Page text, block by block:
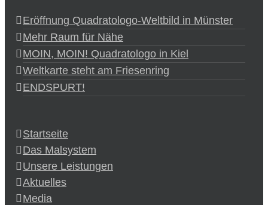
Eröffnung Quadratologo-Weltbild in Münster
Mehr Raum für Nähe
MOIN, MOIN! Quadratologo in Kiel
Weltkarte steht am Friesenring
ENDSPURT!
Startseite
Das Malsystem
Unsere Leistungen
Aktuelles
Media